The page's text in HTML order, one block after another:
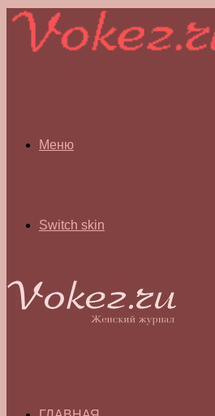
Меню
Switch skin